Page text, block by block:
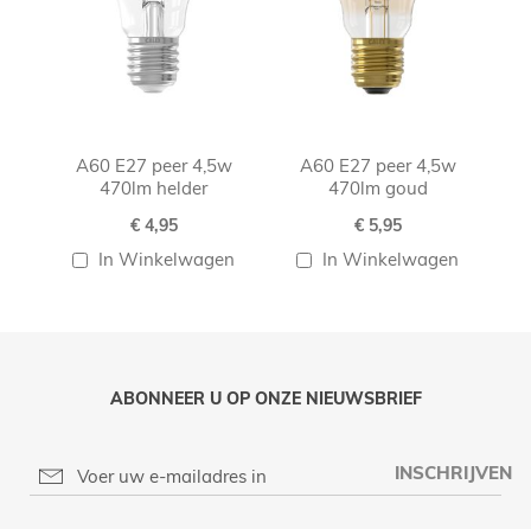
A60 E27 peer 4,5w
470lm helder
€ 4,95
In Winkelwagen
A60 E27 peer 4,5w
470lm goud
€ 5,95
In Winkelwagen
ABONNEER U OP ONZE NIEUWSBRIEF
INSCHRIJVEN